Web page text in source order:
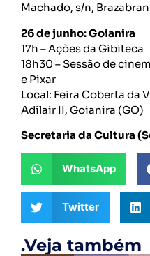
Machado, s/n,
26 de junho: Goianira
17h – Ações da Gibiteca
18h30 – Sessão de
e Pixar
Local: Feira Coberta da
Adilair II, Goianira (GO)
Secretaria da Cultura
WhatsApp
Twitter
.Veja também